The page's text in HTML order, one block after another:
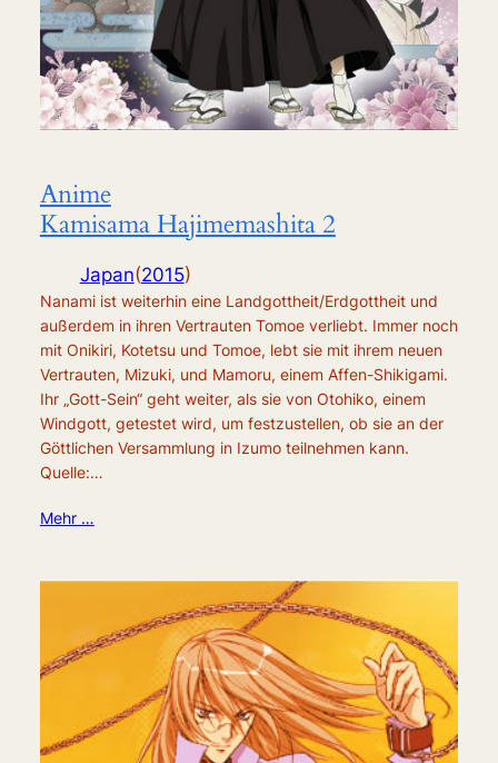
Anime
Kamisama Hajimemashita 2
Japan(2015)
Nanami ist weiterhin eine Landgottheit/Erdgottheit und
außerdem in ihren Vertrauten Tomoe verliebt. Immer noch
mit Onikiri, Kotetsu und Tomoe, lebt sie mit ihrem neuen
Vertrauten, Mizuki, und Mamoru, einem Affen-Shikigami.
Ihr „Gott-Sein“ geht weiter, als sie von Otohiko, einem
Windgott, getestet wird, um festzustellen, ob sie an der
Göttlichen Versammlung in Izumo teilnehmen kann.
Quelle:…
Mehr …